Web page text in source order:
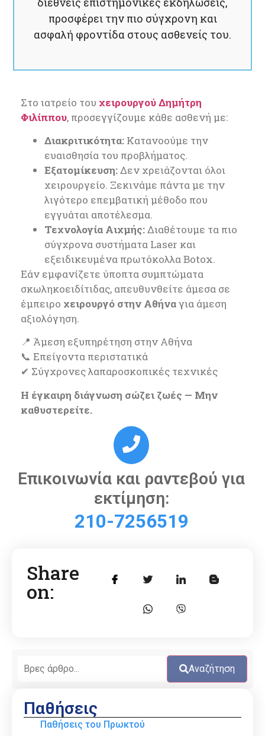
προσφέρει την πιο σύγχρονη και
ασφαλή φροντίδα στους ασθενείς του.
Στο ιατρείο του χειρουργού Δημήτρη
Φιλίππου, προσεγγίζουμε κάθε ασθενή με:
Διακριτικότητα: Κατανοούμε την
ευαισθησία του προβλήματος.
Εξατομίκευση:Δεν χρειάζονται όλοι
χειρουργείο. Ξεκινάμε πάντα με την
λιγότερο επεμβατική μέθοδο που
εγγυάται αποτέλεσμα.
Τεχνολογία Αιχμής:Διαθέτουμε τα πιο
σύγχρονα συστήματα Laser και
εξειδικευμένα πρωτόκολλα Botox.
Εάν εμφανίζετε ύποπτα συμπτώματα
σκωληκοειδίτιδας, απευθυνθείτε άμεσα σε
έμπειρο χειρουργό στην Αθήναγια άμεση
αξιολόγηση.
📍 Άμεση εξυπηρέτηση στην Αθήνα
📞 Επείγοντα περιστατικά
✔ Σύγχρονες λαπαροσκοπικές τεχνικές
Η έγκαιρη διάγνωση σώζει ζωές — Μην
καθυστερείτε.
Επικοινωνία και ραντεβού για
εκτίμηση:
210-7256519
Share
on:
Αναζήτηση
Παθήσεις
Παθήσεις του Πρωκτού